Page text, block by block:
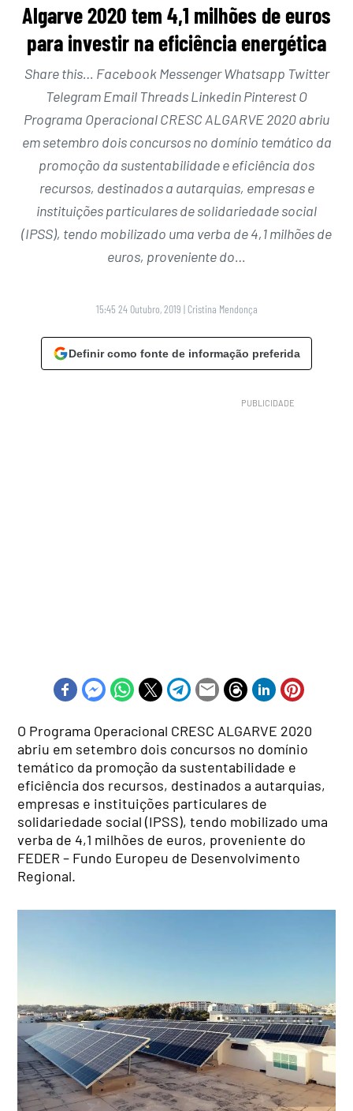
Algarve 2020 tem 4,1 milhões de euros
para investir na eficiência energética
Share this… Facebook Messenger Whatsapp Twitter
Telegram Email Threads Linkedin Pinterest O
Programa Operacional CRESC ALGARVE 2020 abriu
em setembro dois concursos no domínio temático da
promoção da sustentabilidade e eficiência dos
recursos, destinados a autarquias, empresas e
instituições particulares de solidariedade social
(IPSS), tendo mobilizado uma verba de 4,1 milhões de
euros, proveniente do…
15:45 24 Outubro, 2019 | Cristina Mendonça
Definir como fonte de informação preferida
O Programa Operacional CRESC ALGARVE 2020
abriu em setembro dois concursos no domínio
temático da promoção da sustentabilidade e
eficiência dos recursos, destinados a autarquias,
empresas e instituições particulares de
solidariedade social (IPSS), tendo mobilizado uma
verba de 4,1 milhões de euros, proveniente do
FEDER – Fundo Europeu de Desenvolvimento
Regional.